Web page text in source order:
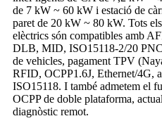
de 7 kW ~ 60 kW i estació de
paret de 20 kW ~ 80 kW. Tots
elèctrics són compatibles amb
DLB, MID, ISO15118-2/20
de vehicles, pagament TPV
RFID, OCPP1.6J, Ethernet/4G,
ISO15118. I també admetem el
OCPP de doble plataforma,
diagnòstic remot.